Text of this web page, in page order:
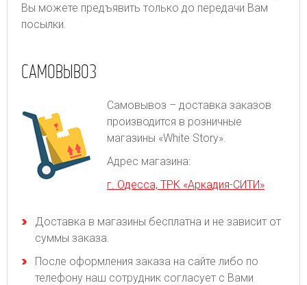
Вы можете предъявить только до передачи Вам
посылки.
САМОВЫВОЗ
Самовывоз – доставка заказов
производится в розничные
магазины «White Story».
Адрес магазина:
г. Одесса, ТРК «Аркадия-СИТИ»
Доставка в магазины бесплатна и не зависит от
суммы заказа.
После оформления заказа на сайте либо по
телефону наш сотрудник согласует с Вами